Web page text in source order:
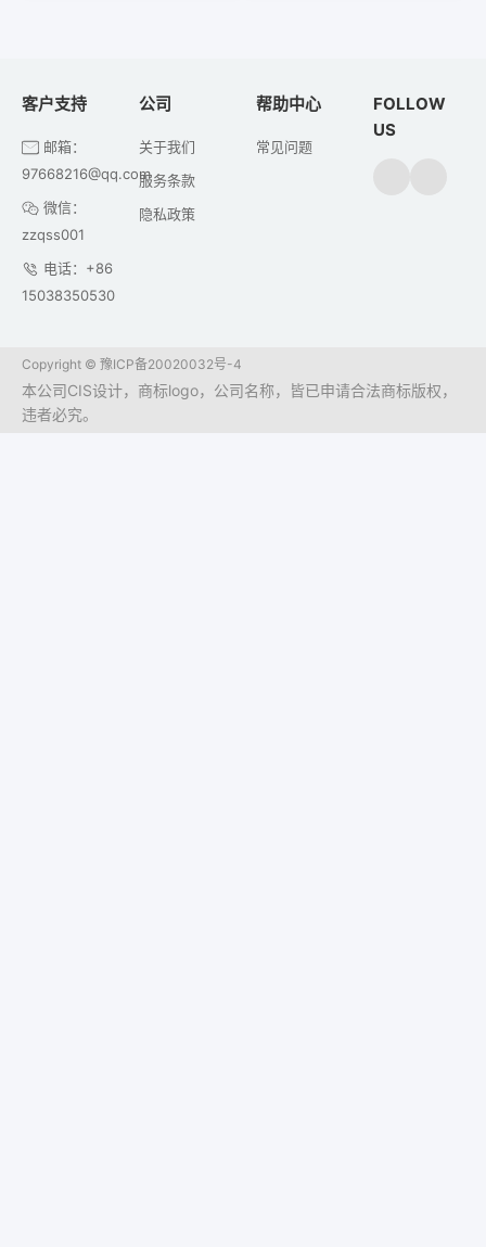
客户支持
邮箱：
97668216@qq.com
微信：
zzqss001
电话：+86
15038350530
公司
关于我们
服务条款
隐私政策
帮助中心
常见问题
FOLLOW
US
Copyright © 豫ICP备20020032号-4
本公司CIS设计，商标logo，公司名称，皆已申请合法商标版权，
违者必究。